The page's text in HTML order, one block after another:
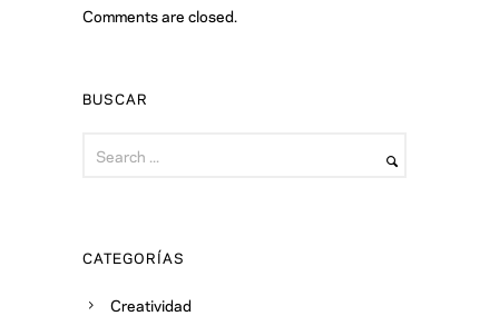
Comments are closed.
BUSCAR
CATEGORÍAS
Creatividad